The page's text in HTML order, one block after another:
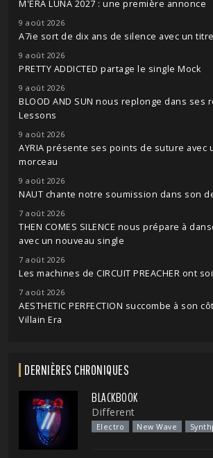
M'ERA LUNA 2027 : une première annonce
9 août 2026
A7ie sort de dix ans de silence avec un
9 août 2026
PRETTY ADDICTED partage le single Mock
9 août 2026
BLOOD AND SUN nous replonge dans ses
Lessons
9 août 2026
AYRIA présente ses points de suture avec
morceau
9 août 2026
NAUT chante notre soumission dans son
7 août 2026
THEN COMES SILENCE nous prépare à
avec un nouveau single
7 août 2026
Les machines de CIRCUIT PREACHER ont
7 août 2026
AESTHETIC PERFECTION succombe à son
Villain Era
DERNIÈRES CHRONIQUES
BLACKBOOK
Different
Electro New Wave